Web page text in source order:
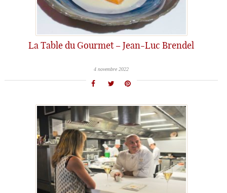
La Table du Gourmet – Jean-Luc Brendel
4 novembre 2022